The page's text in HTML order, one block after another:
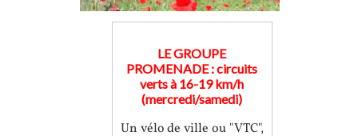
LE GROUPE
PROMENADE : circuits
verts à 16-19 km/h
(mercredi/samedi)
Un vélo de ville ou "VTC",